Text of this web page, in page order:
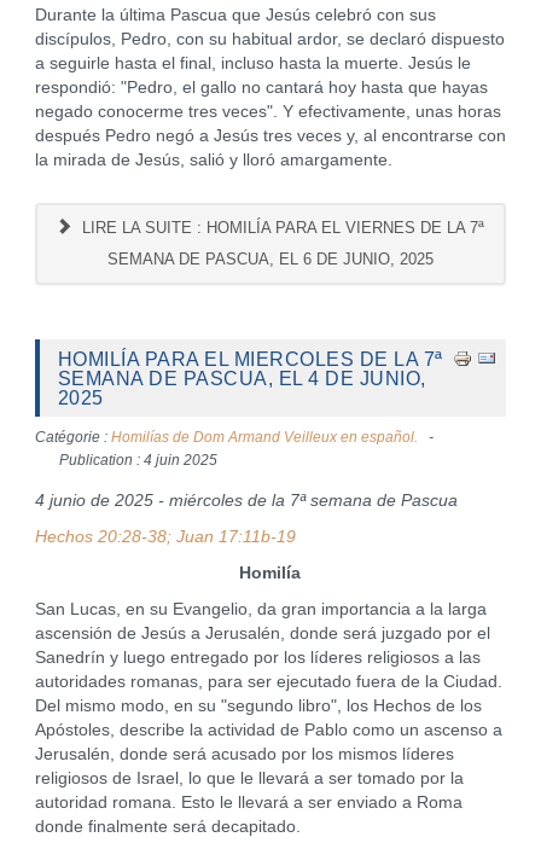
Durante la última Pascua que Jesús celebró con sus
discípulos, Pedro, con su habitual ardor, se declaró dispuesto
a seguirle hasta el final, incluso hasta la muerte. Jesús le
respondió: "Pedro, el gallo no cantará hoy hasta que hayas
negado conocerme tres veces". Y efectivamente, unas horas
después Pedro negó a Jesús tres veces y, al encontrarse con
la mirada de Jesús, salió y lloró amargamente.
LIRE LA SUITE : HOMILÍA PARA EL VIERNES DE LA 7ª
SEMANA DE PASCUA, EL 6 DE JUNIO, 2025
HOMILÍA PARA EL MIERCOLES DE LA 7ª
SEMANA DE PASCUA, EL 4 DE JUNIO,
2025
Catégorie : Homilías de Dom Armand Veilleux en español.
Publication : 4 juin 2025
4 junio de 2025 - miércoles de la 7ª semana de Pascua
Hechos 20:28-38; Juan 17:11b-19
Homilía
San Lucas, en su Evangelio, da gran importancia a la larga
ascensión de Jesús a Jerusalén, donde será juzgado por el
Sanedrín y luego entregado por los líderes religiosos a las
autoridades romanas, para ser ejecutado fuera de la Ciudad.
Del mismo modo, en su "segundo libro", los Hechos de los
Apóstoles, describe la actividad de Pablo como un ascenso a
Jerusalén, donde será acusado por los mismos líderes
religiosos de Israel, lo que le llevará a ser tomado por la
autoridad romana. Esto le llevará a ser enviado a Roma
donde finalmente será decapitado.